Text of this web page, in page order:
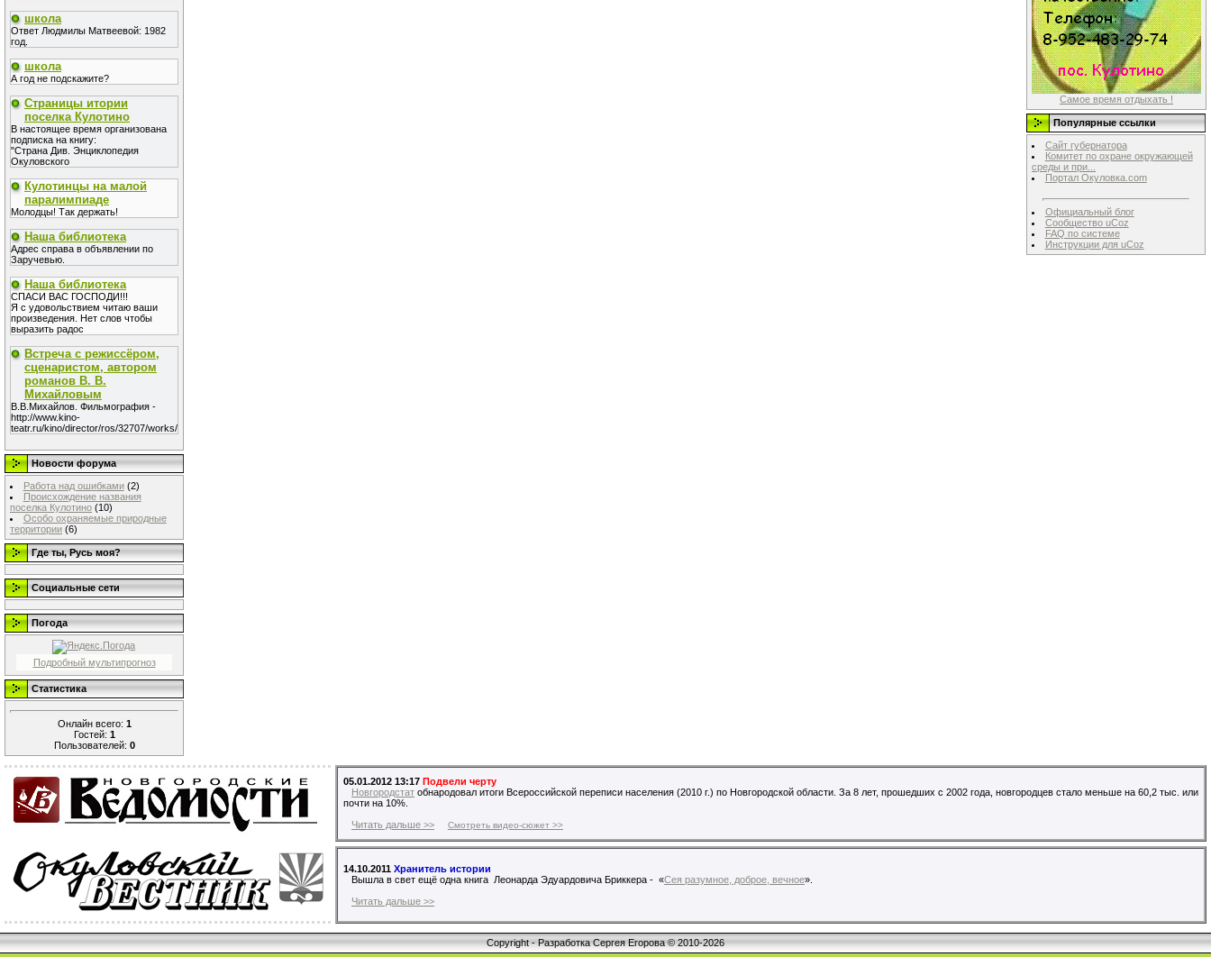
школа
Ответ Людмилы Матвеевой: 1982
год.
школа
А год не подскажите?
Страницы итории
поселка Кулотино
В настоящее время организована
подписка на книгу:
"Страна Див. Энциклопедия
Окуловского
Кулотинцы на малой
паралимпиаде
Молодцы! Так держать!
Наша библиотека
Адрес справа в объявлении по
Заручевью.
Наша библиотека
СПАСИ ВАС ГОСПОДИ!!!
Я с удовольствием читаю ваши
произведения. Нет слов чтобы
выразить радос
Встреча с режиссёром,
сценаристом, автором
романов В. В.
Михайловым
В.В.Михайлов. Фильмография -
http://www.kino-
teatr.ru/kino/director/ros/32707/works/
Новости форума
Работа над ошибками (2)
Происхождение названия
поселка Кулотино (10)
Особо охраняемые природные
территории (6)
Где ты, Русь моя?
Социальные сети
Погода
Подробный мультипрогноз
Статистика
Онлайн всего: 1
Гостей: 1
Пользователей: 0
Самое время отдыхать !
Популярные ссылки
Сайт губернатора
Комитет по охране окружающей
среды и при...
Портал Окуловка.com
Официальный блог
Сообщество uCoz
FAQ по системе
Инструкции для uCoz
05.01.2012 13:17 Подвели черту
Новгородстат обнародовал итоги Всероссийской переписи населения (2010 г.) по Новгородской области. За 8 лет, прошедших с 2002 года, новгородцев стало меньше на 60,2 тыс. или
почти на 10%.
Читать дальше >>
Смотреть видео-сюжет >>
14.10.2011 Хранитель истории
Вышла в свет ещё одна книга Леонарда Эдуардовича Бриккера - «Сея разумное, доброе, вечное».
Читать дальше >>
Copyright - Разработка Сергея Егорова © 2010-2026